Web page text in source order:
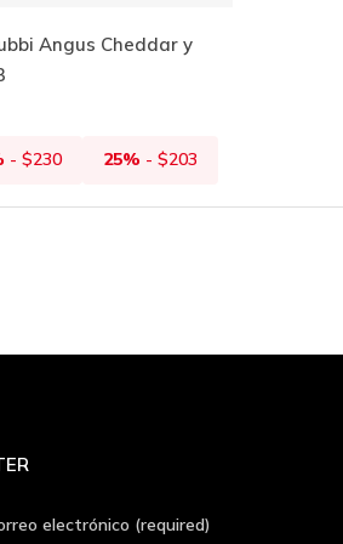
Añadir Al Carrito
Angus Cheddar y
-$230 25% -$203
electrónico (required)